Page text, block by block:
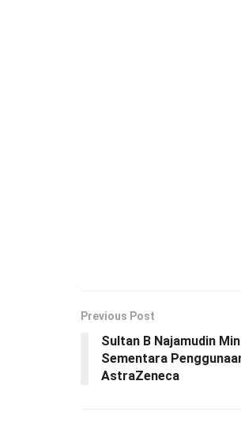
Previous Post
Sultan B Najamudin
Sementara
AstraZeneca